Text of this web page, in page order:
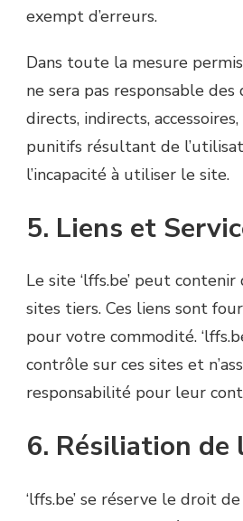
exempt d’erreurs.
Dans toute la mesure
ne sera pas responsable des
directs, indirects,
punitifs résultant de
l’incapacité à utiliser le site.
5. Liens et
Le site ‘lffs.be’ peut
sites tiers. Ces liens sont
pour votre commodité.
contrôle sur ces sites et
responsabilité pour leur
6. Résiliation de
‘lffs.be’ se réserve le droit